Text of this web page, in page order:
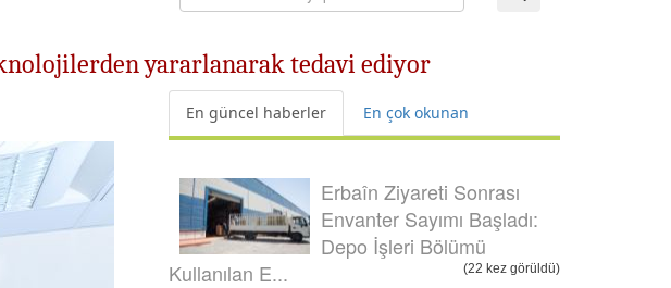
yararlanarak tedavi ediyor
En güncel haberler En çok okunan
Erbaîn Ziyareti Sonrası
Envanter Sayımı Başladı:
Depo İşleri Bölümü
Kullanılan E...
(22 kez görüldü)